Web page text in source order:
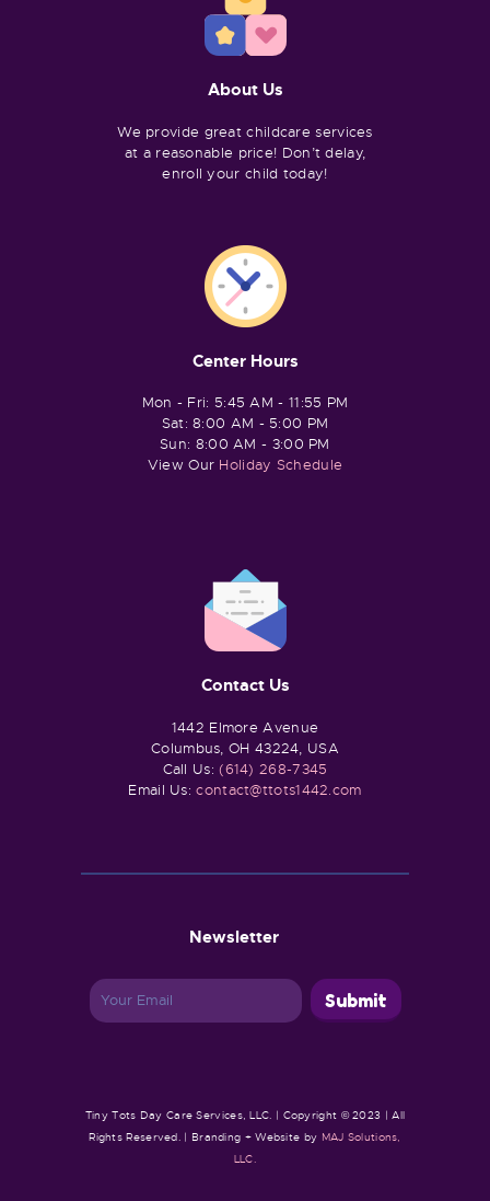
About Us
We provide great childcare services
at a reasonable price! Don’t delay,
enroll your child today!
Center Hours
Mon - Fri: 5:45 AM - 11:55 PM
Sat: 8:00 AM - 5:00 PM
Sun: 8:00 AM - 3:00 PM
View Our Holiday Schedule
Contact Us
1442 Elmore Avenue
Columbus, OH 43224, USA
Call Us:(614) 268-7345
Email Us:contact@ttots1442.com
Newsletter
Tiny Tots Day Care Services, LLC. | Copyright © 2023 | All
Rights Reserved. | Branding + Website by MAJ Solutions,
LLC.